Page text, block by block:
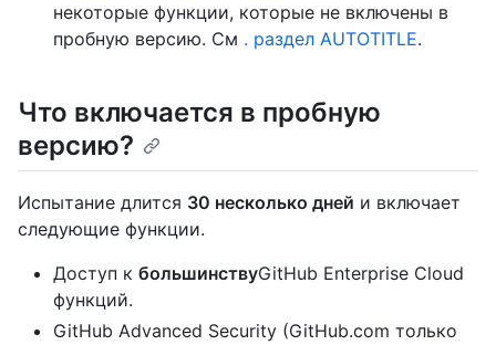
некоторые функции, которые не включены в
пробную версию. См . раздел AUTOTITLE.
Что включается в пробную
версию?
Испытание длится 30 несколько дней и включает
следующие функции.
Доступ к большинствуGitHub Enterprise Cloud
функций.
GitHub Advanced Security (GitHub.com только